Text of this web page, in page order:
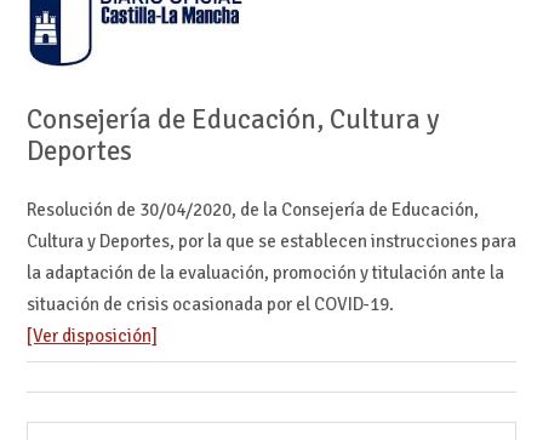
Consejería de Educación, Cultura y
Deportes
Resolución de 30/04/2020, de la Consejería de Educación,
Cultura y Deportes, por la que se establecen instrucciones para
la adaptación de la evaluación, promoción y titulación ante la
situación de crisis ocasionada por el COVID-19.
[Ver disposición]